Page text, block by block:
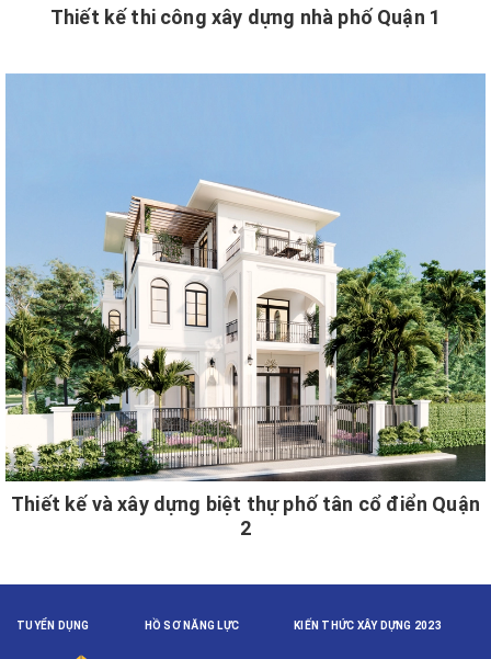
Thiết kế thi công xây dựng nhà phố Quận 1
Thiết kế và xây dựng biệt thự phố tân cổ điển Quận
2
TUYỂN DỤNG HỒ SƠ NĂNG LỰC KIẾN THỨC XÂY DỰNG 2023